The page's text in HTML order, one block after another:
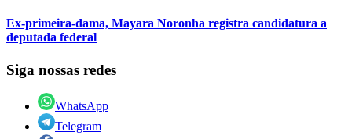
Ex-primeira-dama, Mayara Noronha registra candidatura a
deputada federal
Siga nossas redes
WhatsApp
Telegram